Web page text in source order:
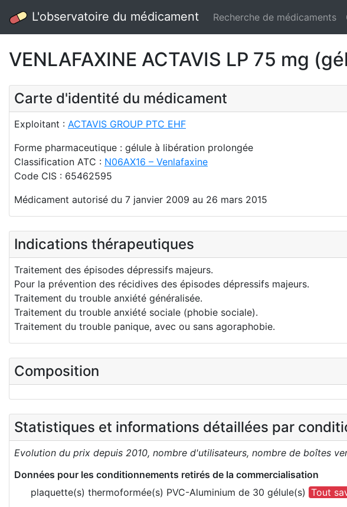
L'observatoire du médicament Recherche de médicaments
VENLAFAXINE ACTAVIS LP 75 mg
Carte d'identité du médicament
Exploitant : ACTAVIS GROUP PTC EHF
Forme pharmaceutique : gélule à libération prolongée
Classification ATC : N06AX16 – Venlafaxine
Code CIS : 65462595
Médicament autorisé du 7 janvier 2009 au 26 mars 2015
Indications thérapeutiques
Traitement des épisodes dépressifs majeurs.
Pour la prévention des récidives des épisodes dépressifs majeurs.
Traitement du trouble anxiété généralisée.
Traitement du trouble anxiété sociale (phobie sociale).
Traitement du trouble panique, avec ou sans agoraphobie.
Composition
Statistiques et informations détaillées par
Evolution du prix depuis 2010, nombre d'utilisateurs, nombre de boîtes
Données pour les conditionnements retirés de la commercialisation
plaquette(s) thermoformée(s) PVC-Aluminium de 30 gélule(s) Tout